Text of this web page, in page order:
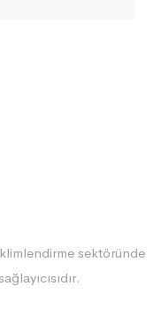
sektöründe